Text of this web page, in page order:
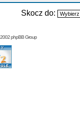
Skocz do:
phpBB Group